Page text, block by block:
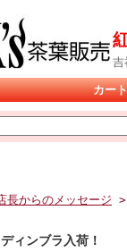
吉
カー
長からのメッセージ
ィンブラ入荷！